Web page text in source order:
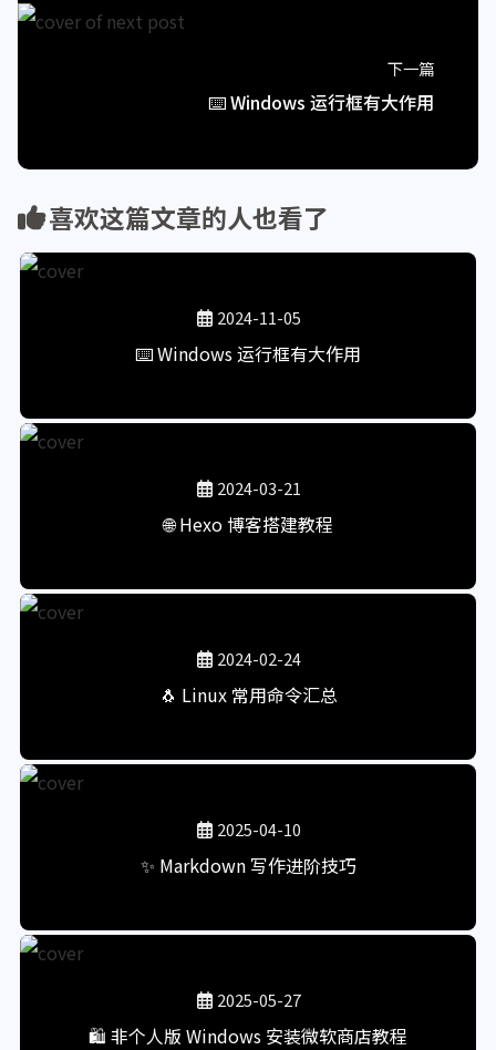
下一篇
⌨️ Windows 运行框有大作用
喜欢这篇文章的人也看了
2024-11-05
⌨️ Windows 运行框有大作用
2024-03-21
🌐 Hexo 博客搭建教程
2024-02-24
🐧 Linux 常用命令汇总
2025-04-10
✨ Markdown 写作进阶技巧
2025-05-27
🛍️ 非个人版 Windows 安装微软商店教程